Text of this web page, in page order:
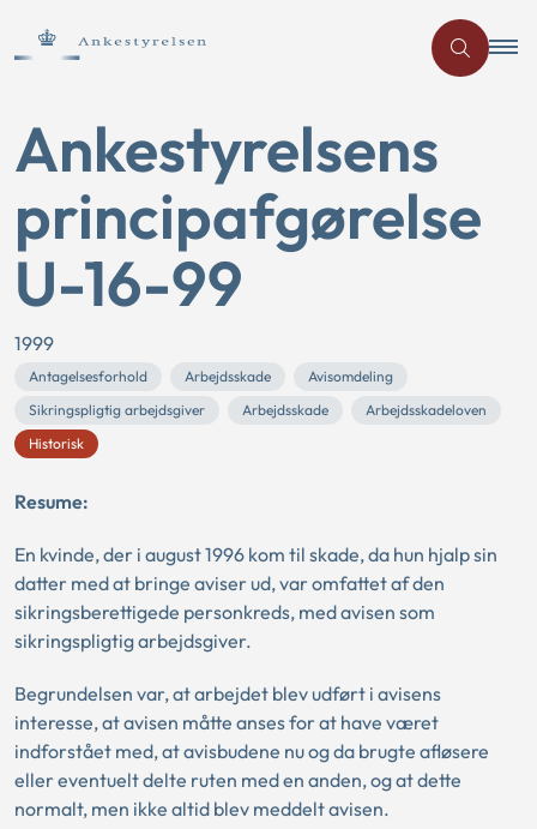
Ankestyrelsens
principafgørelse
U-16-99
1999
Antagelsesforhold Arbejdsskade
Avisomdeling
Sikringspligtig arbejdsgiver
Arbejdsskade
Arbejdsskadeloven
Historisk
Resume:
En kvinde, der i august 1996 kom til skade, da hun hjalp sin
datter med at bringe aviser ud, var omfattet af den
sikringsberettigede personkreds, med avisen som
sikringspligtig arbejdsgiver.
Begrundelsen var, at arbejdet blev udført i avisens
interesse, at avisen måtte anses for at have været
indforstået med, at avisbudene nu og da brugte afløsere
eller eventuelt delte ruten med en anden, og at dette
normalt, men ikke altid blev meddelt avisen.